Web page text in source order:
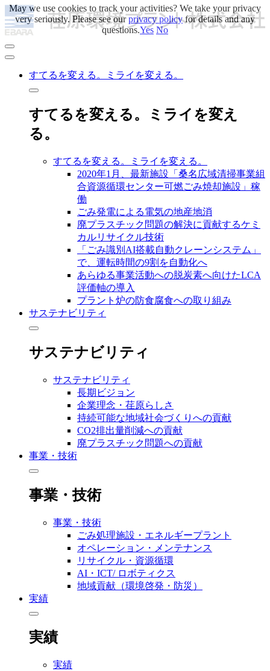
すてるを変える。ミライを変える。
すてるを変える。ミライを変え
る。
すてるを変える。ミライを変える。
2020年1月、最新施設「桑名広域清掃事業組
合資源循環センター可燃ごみ焼却施設」稼
働
ごみ発電による電気の地産地消
廃プラスチック問題の解決に貢献するケミ
カルリサイクル技術
「ごみ識別AI搭載自動クレーンシステム」
で、運転時間の9割を自動化へ
あらゆる事業活動への脱炭素へ向けたLCA
評価軸の導入
プラント炉の防食腐食への取り組み
サステナビリティ
サステナビリティ
サステナビリティ
長期ビジョン
企業理念・荏原らしさ
持続可能な地域社会づくりへの貢献
CO2排出量削減への貢献
廃プラスチック問題への貢献
事業・技術
事業・技術
事業・技術
ごみ処理施設・エネルギープラント
オペレーション・メンテナンス
リサイクル・資源循環
AI・ICT/ ロボティクス
地域貢献（環境啓発・防災）
実績
実績
実績
May we use cookies to track your activities? We take your privacy
very seriously. Please see ourprivacy policyfor details and any
questions.Yes No